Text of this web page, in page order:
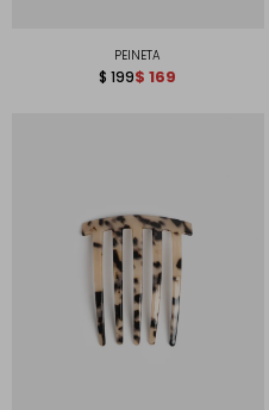
PEINETA
$ 199$ 169